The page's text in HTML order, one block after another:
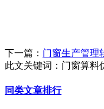
下一篇： 门窗生产管理
此文关键词： 门窗算料
同类文章排行